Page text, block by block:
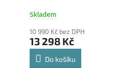
Skladem
10 990 Kč bez DPH
13 298 Kč
Do košíku